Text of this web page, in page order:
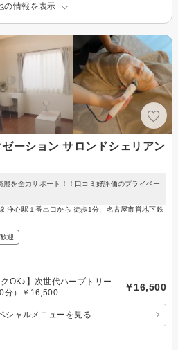
の情報を表示
ーション サロンドシェリアン
を全力サポート！！口コミ好評価のプライベー
浄心駅１番出口から 徒歩1分、名古屋市営地下鉄
迎
クOK♪】次世代ハーブトリー
分）￥16,500
￥16,500
シャルメニューを見る